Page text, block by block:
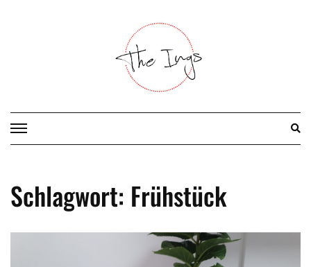
Schlagwort: Frühstück